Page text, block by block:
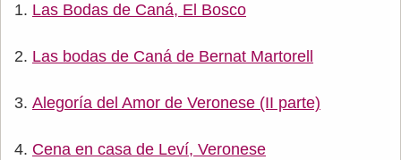
Las Bodas de Caná, El Bosco
Las bodas de Caná de Bernat Martorell
Alegoría del Amor de Veronese (II parte)
Cena en casa de Leví, Veronese